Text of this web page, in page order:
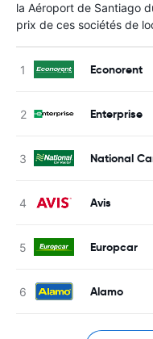
la Aéroport de Santiago
prix de ces sociétés de
Econorent
Enterprise
National
Avis
Europcar
Alamo